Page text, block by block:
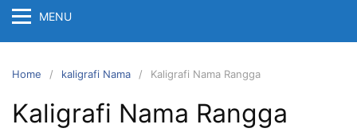
MENU
Home kaligrafi Nama Kaligrafi Nama Rangga
Kaligrafi Nama Rangga